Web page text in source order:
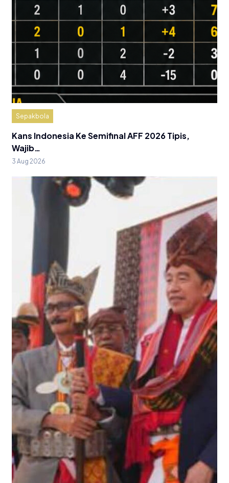
Sepakbola
Kans Indonesia Ke Semifinal AFF 2026 Tipis,
Wajib…
3 Aug 2026